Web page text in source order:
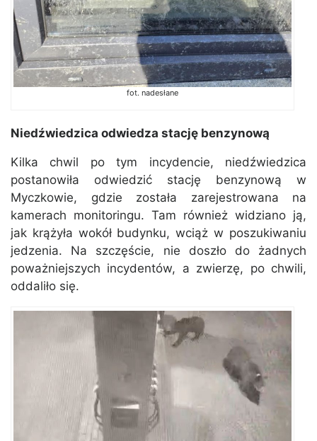
fot. nadesłane
Niedźwiedzica odwiedza stację benzynową
Kilka chwil po tym incydencie, niedźwiedzica
postanowiła odwiedzić stację benzynową w
Myczkowie, gdzie została zarejestrowana na
kamerach monitoringu. Tam również widziano ją,
jak krążyła wokół budynku, wciąż w poszukiwaniu
jedzenia. Na szczęście, nie doszło do żadnych
poważniejszych incydentów, a zwierzę, po chwili,
oddaliło się.